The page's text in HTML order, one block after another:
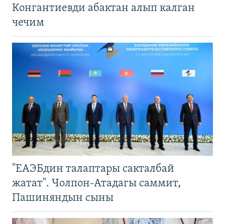
Конгантиевди абактан алып калган
чечим
"ЕАЭБдин талаптары сакталбай
жатат". Чолпон-Атадагы саммит,
Пашиняндын сыны